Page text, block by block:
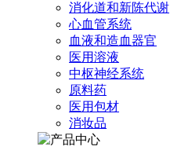
消化道和新陈代谢
心血管系统
血液和造血器官
医用溶液
中枢神经系统
原料药
医用包材
消妆品